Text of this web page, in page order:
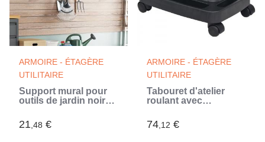
ARMOIRE - ÉTAGÈRE
UTILITAIRE
Support mural pour
outils de jardin noir
21,48 €
ARMOIRE - ÉTAGÈRE
UTILITAIRE
Tabouret d'atelier
roulant avec
(Noir)
74,12 €